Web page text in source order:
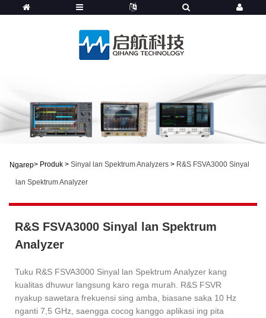
Ngarep> Produk > Sinyal lan Spektrum Analyzers > R&S FSVA3000 Sinyal
lan Spektrum Analyzer
R&S FSVA3000 Sinyal lan Spektrum
Analyzer
Tuku R&S FSVA3000 Sinyal lan Spektrum Analyzer kang
kualitas dhuwur langsung karo rega murah. R&S FSVR
nyakup sawetara frekuensi sing amba, biasane saka 10 Hz
nganti 7,5 GHz, saengga cocog kanggo aplikasi ing pita